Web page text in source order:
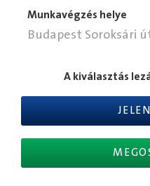
Munkavégzés helye
Budapest Soroksári
A kiválasztás